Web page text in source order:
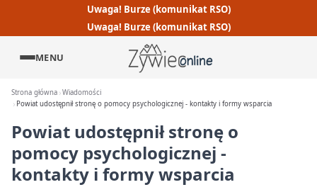
Uwaga! Burze (komunikat RSO)
Uwaga! Burze (komunikat RSO)
MENU
Strona główna Wiadomości
Powiat udostępnił stronę o pomocy psychologicznej - kontakty i formy wsparcia
Powiat udostępnił stronę o
pomocy psychologicznej -
kontakty i formy wsparcia